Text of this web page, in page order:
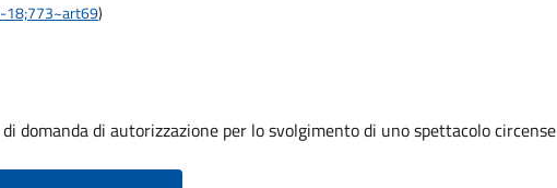
18;773~art69)
domanda di autorizzazione per lo svolgimento di uno spettacolo circense